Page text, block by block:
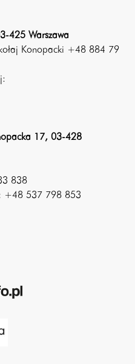
425 Warszawa
Konopacki +48 884 79
17, 03-428
838
+48 537 798 853